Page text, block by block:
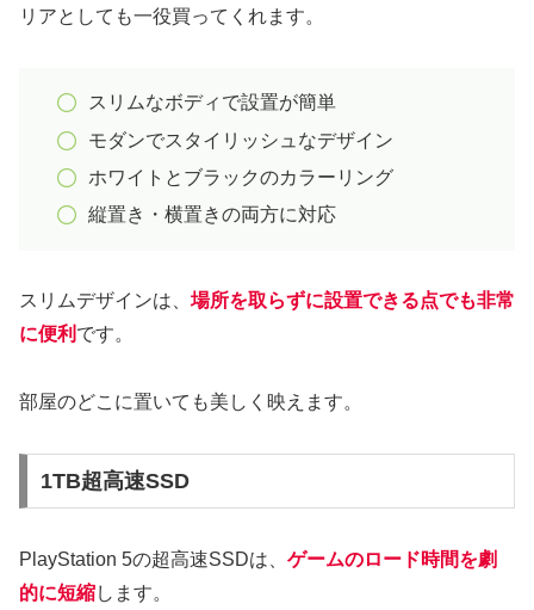
リアとしても一役買ってくれます。
スリムなボディで設置が簡単
モダンでスタイリッシュなデザイン
ホワイトとブラックのカラーリング
縦置き・横置きの両方に対応
スリムデザインは、 場所を取らずに設置できる点でも非常
に便利 です。
部屋のどこに置いても美しく映えます。
1TB超高速SSD
PlayStation 5の超高速SSDは、 ゲームのロード時間を劇
的に短縮します。